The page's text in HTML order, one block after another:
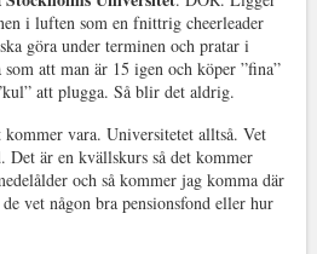
i luften som en fnittrig cheerleader
göra under terminen och pratar i
att man är 15 igen och köper ”fina”
att plugga. Så blir det aldrig.
kommer vara. Universitetet alltså. Vet
Det är en kvällskurs så det kommer
och så kommer jag komma där
vet någon bra pensionsfond eller hur